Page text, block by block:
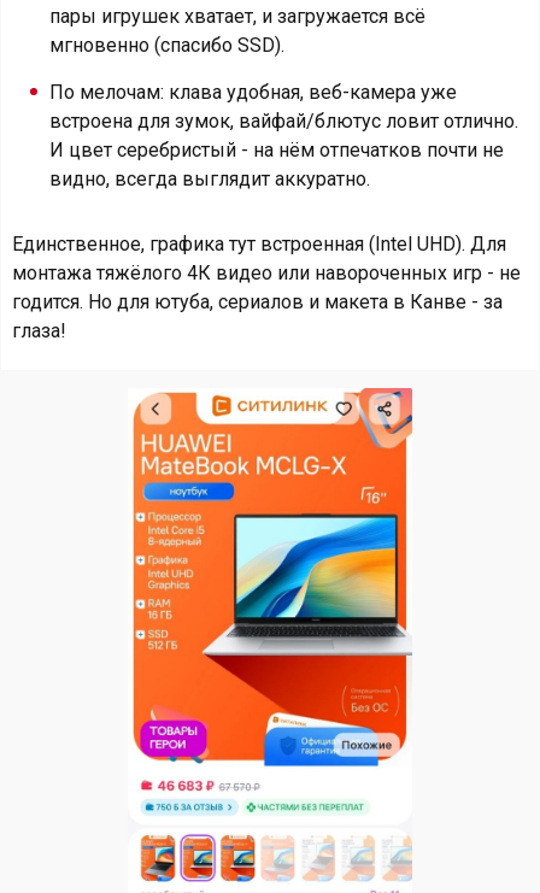
пары игрушек хватает, и загружается всё
мгновенно (спасибо SSD).
По мелочам: клава удобная, веб-камера уже
встроена для зумок, вайфай/блютус ловит отлично.
И цвет серебристый - на нём отпечатков почти не
видно, всегда выглядит аккуратно.
Единственное, графика тут встроенная (Intel UHD). Для
монтажа тяжёлого 4К видео или навороченных игр - не
годится. Но для ютуба, сериалов и макета в Канве - за
глаза!